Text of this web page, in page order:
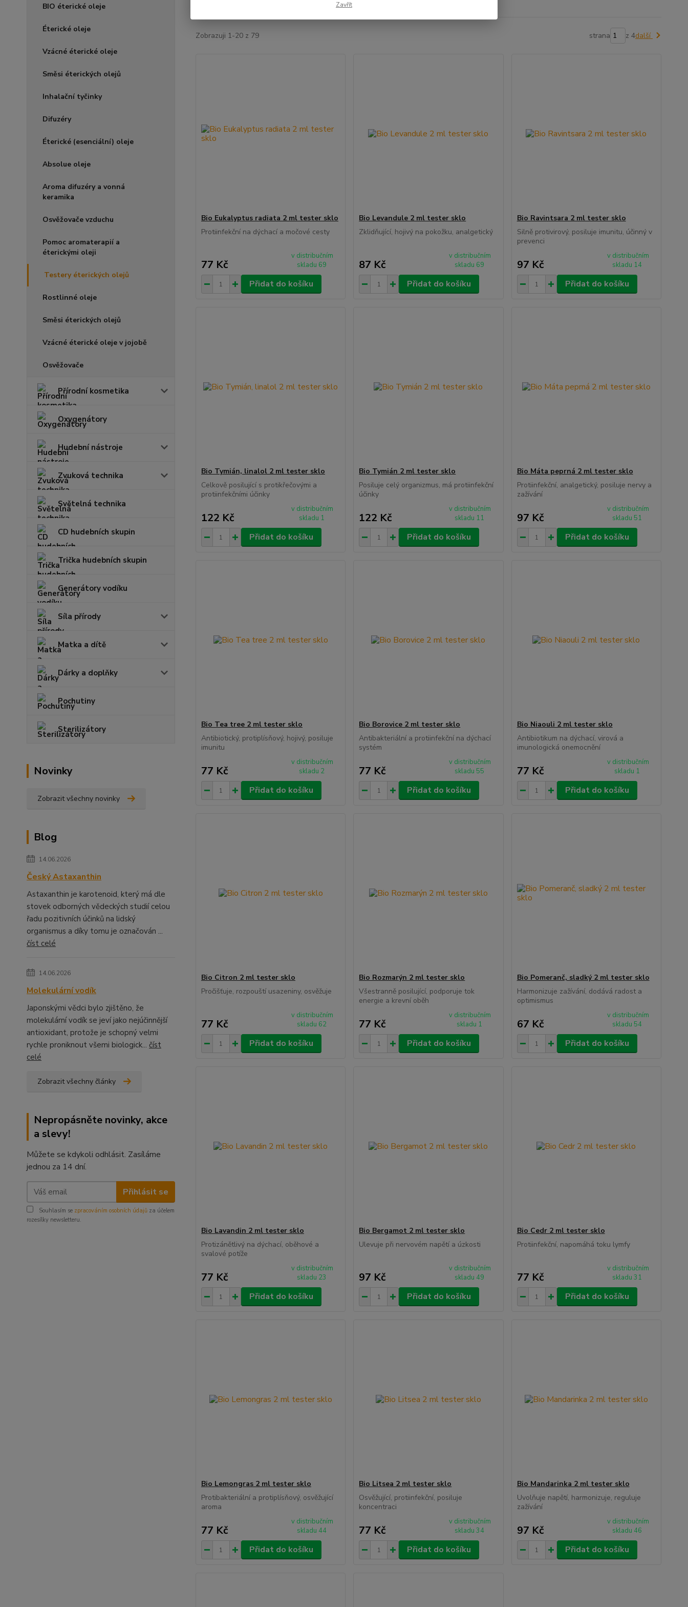
BIO éterické oleje
Éterické oleje
Vzácné éterické oleje
Směsi éterických olejů
Inhalační tyčinky
Difuzéry
Éterické (esenciální) oleje
Absolue oleje
Aroma difuzéry a vonná
keramika
Osvěžovače vzduchu
Pomoc aromaterapií a
éterickými oleji
Testery éterických olejů
Rostlinné oleje
Směsi éterických olejů
Vzácné éterické oleje v jojobě
Osvěžovače
Přírodní kosmetika
Oxygenátory
Hudební nástroje
Zvuková technika
Světelná technika
CD hudebních skupin
Trička hudebních skupin
Generátory vodíku
Síla přírody
Matka a dítě
Dárky a doplňky
Pochutiny
Sterilizátory
Novinky
Zobrazit všechny novinky
Blog
14.06.2026
Český Astaxanthin
Astaxanthin je karotenoid, který má dle
stovek odborných vědeckých studií celou
řadu pozitivních účinků na lidský
organismus a díky tomu je označován ...
číst celé
14.06.2026
Molekulární vodík
Japonskými vědci bylo zjištěno, že
molekulární vodík se jeví jako nejúčinnější
antioxidant, protože je schopný velmi
rychle proniknout všemi biologick... číst
celé
Zobrazit všechny články
Nepropásněte novinky, akce
a slevy!
Můžete se kdykoli odhlásit. Zasíláme
jednou za 14 dní.
Přihlásit se
Souhlasím se zpracováním osobních údajů za účelem
rozesílky newsletteru.
Nejdražší
Zobrazuji 1-20 z 79 strana z 4další
Bio Eukalyptus radiata 2 ml tester sklo
Protiinfekční na dýchací a močové cesty
77 Kč
v distribučním
skladu 69
Přidat do košíku
Bio Levandule 2 ml tester sklo
Zklidňující, hojivý na pokožku, analgetický
87 Kč
v distribučním
skladu 69
Přidat do košíku
Bio Ravintsara 2 ml tester sklo
Silně protivirový, posiluje imunitu, účinný v
prevenci
97 Kč
v distribučním
skladu 14
Přidat do košíku
Bio Tymián, linalol 2 ml tester sklo
Celkově posilující s protikřečovými a
protiinfekčními účinky
122 Kč
v distribučním
skladu 1
Přidat do košíku
Bio Tymián 2 ml tester sklo
Posiluje celý organizmus, má protiinfekční
účinky
122 Kč
v distribučním
skladu 11
Přidat do košíku
Bio Máta peprná 2 ml tester sklo
Protiinfekční, analgetický, posiluje nervy a
zažívání
97 Kč
v distribučním
skladu 51
Přidat do košíku
Bio Tea tree 2 ml tester sklo
Antibiotický, protiplísňový, hojivý, posiluje
imunitu
77 Kč
v distribučním
skladu 2
Přidat do košíku
Bio Borovice 2 ml tester sklo
Antibakteriální a protiinfekční na dýchací
systém
77 Kč
v distribučním
skladu 55
Přidat do košíku
Bio Niaouli 2 ml tester sklo
Antibiotikum na dýchací, virová a
imunologická onemocnění
77 Kč
v distribučním
skladu 1
Přidat do košíku
Bio Citron 2 ml tester sklo
Pročišťuje, rozpouští usazeniny, osvěžuje
77 Kč
v distribučním
skladu 62
Přidat do košíku
Bio Rozmarýn 2 ml tester sklo
Všestranně posilující, podporuje tok
energie a krevní oběh
77 Kč
v distribučním
skladu 1
Přidat do košíku
Bio Pomeranč, sladký 2 ml tester sklo
Harmonizuje zažívání, dodává radost a
optimismus
67 Kč
v distribučním
skladu 54
Přidat do košíku
Bio Lavandin 2 ml tester sklo
Protizánětlivý na dýchací, oběhové a
svalové potíže
77 Kč
v distribučním
skladu 23
Přidat do košíku
Bio Bergamot 2 ml tester sklo
Ulevuje při nervovém napětí a úzkosti
97 Kč
v distribučním
skladu 49
Přidat do košíku
Bio Cedr 2 ml tester sklo
Protiinfekční, napomáhá toku lymfy
77 Kč
v distribučním
skladu 31
Přidat do košíku
Bio Lemongras 2 ml tester sklo
Protibakteriální a protiplísňový, osvěžující
aroma
77 Kč
v distribučním
skladu 44
Přidat do košíku
Bio Litsea 2 ml tester sklo
Osvěžující, protiinfekční, posiluje
koncentraci
77 Kč
v distribučním
skladu 34
Přidat do košíku
Bio Mandarinka 2 ml tester sklo
Uvolňuje napětí, harmonizuje, reguluje
zažívání
97 Kč
v distribučním
skladu 46
Přidat do košíku
Zavřít